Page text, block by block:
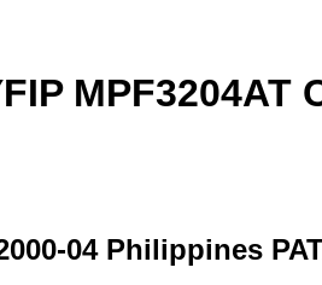
MPF3204AT
04 Philippines